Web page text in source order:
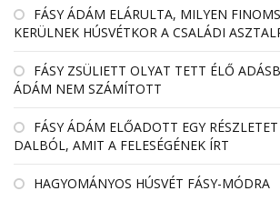
FÁSY ÁDÁM ELÁRULTA, MILYEN
KERÜLNEK HÚSVÉTKOR A CSALÁDI
FÁSY ZSÜLIETT OLYAT TETT ÉLŐ
ÁDÁM NEM SZÁMÍTOTT
FÁSY ÁDÁM ELŐADOTT EGY
DALBÓL, AMIT A FELESÉGÉNEK ÍRT
HAGYOMÁNYOS HÚSVÉT FÁSY-MÓDRA